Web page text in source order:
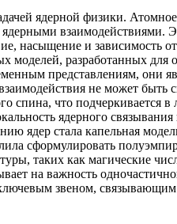
ядерной физики.
взаимодействиями.
насыщение и зависимость
моделей, разработанных
представлениям, они
не может быть
спина, что
ядерного
ядер стала капельная
сформулировать
таких как магические
на важность
звеном,